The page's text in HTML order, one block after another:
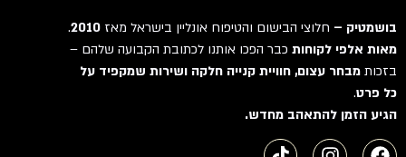
בושמטיק –חלוצי הבישום והטיפוח אונליין בישראל מאז2010
.
מאות אלפי לקוחותכבר הפכו אותנו לכתובת הקבועה שלהם –
בזכותמבחר עצום, חוויית קנייה חלקה ושירות שמקפיד על
כל פרט.
הגיע הזמן להתאהב מחדש.